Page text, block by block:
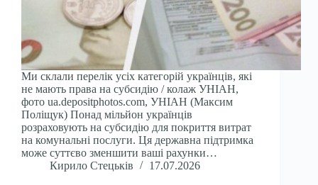
Ми склали перелік усіх категорій українців, які
не мають права на субсидію / колаж УНІАН,
фото ua.depositphotos.com, УНІАН (Максим
Поліщук) Понад мільйон українців
розраховують на субсидію для покриття витрат
на комунальні послуги. Ця державна підтримка
може суттєво зменшити ваші рахунки…
Кирило Стецьків
17.07.2026